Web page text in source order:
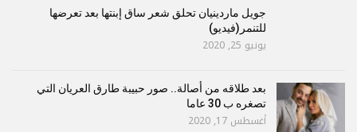
جويل ماردينيان تحلق شعر ساق إبنتها بعد تعرضها
للتنمر(فيديو)
يونيو 25, 2020
بعد طلاقه من أصالة.. صور حبيبة طارق العريان التي
تصغره ب 30 عاما
أغسطس 17, 2020